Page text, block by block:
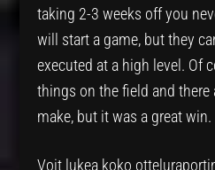
taking 2-3 weeks off you
will start a game, but they
executed at a high level. Of
things on the field and there
make, but it was a great win.
Voit lukea koko